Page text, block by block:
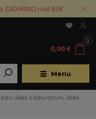
nad 80€
Menu
0
0,00 €
ušiak s taburetom, látka